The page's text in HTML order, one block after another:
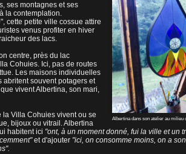
Albertina dans son atelier au
ses montagnes et ses
la contemplation.
cette petite ville cossue attire
venus profiter en hiver
des lacs.
centre, près du lac
Cohuies. Ici, pas de routes
Les maisons individuelles
abritent souvent potagers et
vivent Albertina, son mari,
Villa Cohuies vivent ou se
bijoux ou vitrail. Albertina
habitent ici "ont, à un moment donné, fui la ville et un
et d'ajouter "ici, on consomme moins, on a